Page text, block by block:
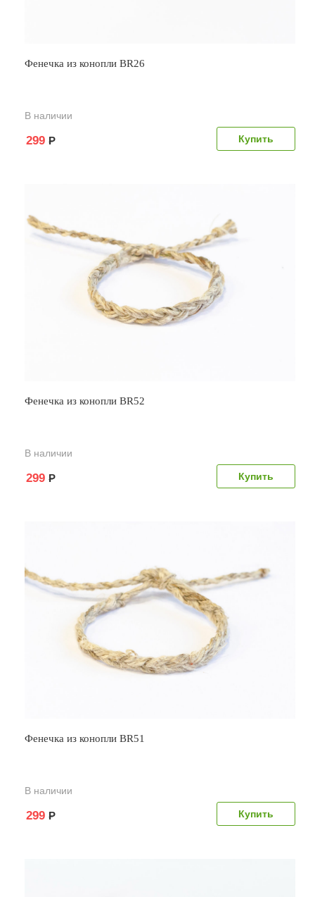
Фенечка из конопли BR26
В наличии
299 Р
Фенечка из конопли BR52
В наличии
299 Р
Фенечка из конопли BR51
В наличии
299 Р